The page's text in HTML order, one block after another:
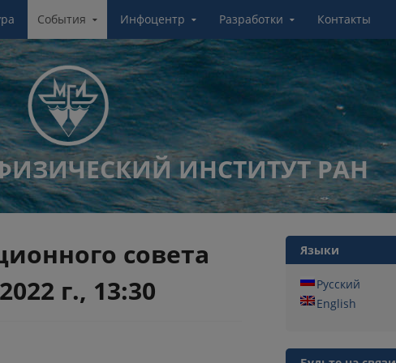
События Инфоцентр Разработки Контакты
ИНСТИТУТ РАН
совета
г., 13:30
Языки
Русский
English